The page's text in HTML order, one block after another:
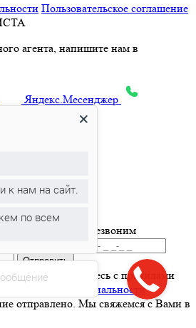
Пользовательское соглашение
агента, напишите нам в
Яндекс.Месенджер
линия
и мы вам перезвоним
Отправить
вы соглашаетесь с правилами
конфиденциальности
отправлено. Мы свяжемся с Вами в
к нам на сайт.
по всем